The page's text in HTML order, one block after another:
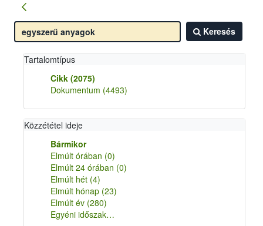
Keresés
Tartalomtípus
Cikk (2075)
Dokumentum (4493)
Közzététel ideje
Bármikor
Elmúlt órában (0)
Elmúlt 24 órában (0)
Elmúlt hét (4)
Elmúlt hónap (23)
Elmúlt év (280)
Egyéni időszak…